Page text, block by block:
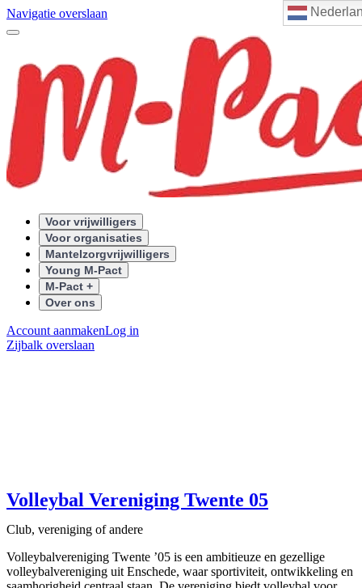
Navigatie overslaan
Voor vrijwilligers
Voor organisaties
Mantelzorgvrijwilligers
Young M-Pact
M-Pact +
Over ons
Account aanmakenLog in
Zijbalk overslaan
Volleybal Vereniging Twente 05
Club, vereniging of andere
Volleybalvereniging Twente ’05 is een ambitieuze en gezellige
volleybalvereniging uit Enschede, waar sportiviteit, ontwikkeling en